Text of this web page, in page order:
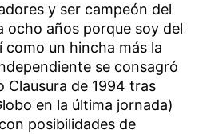
y ser campeón del
ocho años porque soy del
como un hincha más la
se consagró
Clausura de 1994 tras
en la última jornada)
posibilidades de